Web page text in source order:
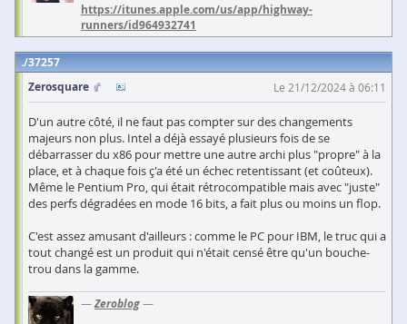
https://itunes.apple.com/us/app/highway-
runners/id964932741
37257
Zerosquare
Le 21/12/2024 à 06:11
D'un autre côté, il ne faut pas compter sur des changements
majeurs non plus. Intel a déjà essayé plusieurs fois de se
débarrasser du x86 pour mettre une autre archi plus "propre" à la
place, et à chaque fois ç'a été un échec retentissant (et coûteux).
Même le Pentium Pro, qui était rétrocompatible mais avec "juste"
des perfs dégradées en mode 16 bits, a fait plus ou moins un flop.
C'est assez amusant d'ailleurs : comme le PC pour IBM, le truc qui a
tout changé est un produit qui n'était censé être qu'un bouche-
trou dans la gamme.
—Zeroblog—